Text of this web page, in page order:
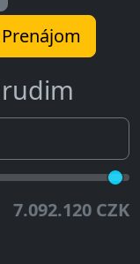
Prenájom
7.092.120 CZK